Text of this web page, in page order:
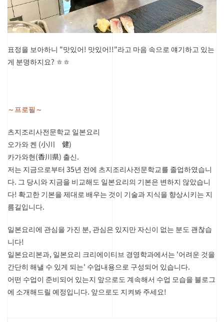
표정을 보아하니 "맛있어! 맛있어!!"라고 마음 속으로 얘기하고 있는
게 분명하지요? ㅎㅎ
～ 프로필 ～
츠지조리사전문학교 일본요리
오가와 켄 (小川 健)
카가와현(香川県) 출신.
저는 지금으로부터 35년 전에 츠지조리사전문학교를 졸업하였습니
다. 그 당시와 지금을 비교해도 일본요리의 기본은 변하지 않았습니
다! 확고한 기본을 제대로 배우는 것이 기술과 지식을 향상시키는 지
름길입니다.
일본요리에 관심을 가진 분, 관심은 있지만 자신이 없는 분도 괜찮습
니다!
일본요리본과, 일본요리 크리에이티브 경영학과에서는 '어려운 것을
간단히 해낼 수 있게 되는' 수업내용으로 구성되어 있습니다.
어떤 수업이 준비되어 있는지 앞으로도 계속해서 수업 모습을 블로그
에 소개해드릴 예정입니다. 앞으로도 지켜봐 주세요!